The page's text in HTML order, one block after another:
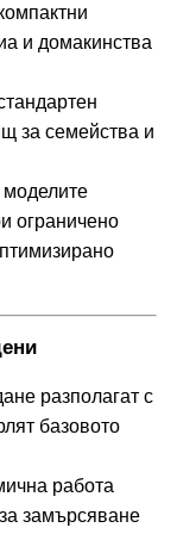
и домакинства
за семейства и
моделите
ограничено
разполагат с
базовото
работа
замърсяване